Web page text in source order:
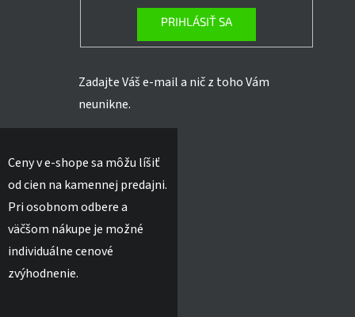
PRIHLÁSIŤ SA
Zadajte Váš e-mail a nič z toho Vám
neunikne.
Ceny v e-shope sa môžu líšiť
od cien na kamennej predajni.
Pri osobnom odbere a
väčšom nákupe je možné
individuálne cenové
zvýhodnenie.